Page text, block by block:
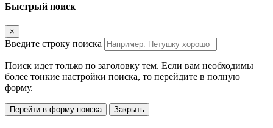
Быстрый поиск
×
Введите строку поиска
Поиск идет только по заголовку тем. Если вам необходимы
более тонкие настройки поиска, то перейдите в полную
форму.
Перейти в форму поиска Закрыть